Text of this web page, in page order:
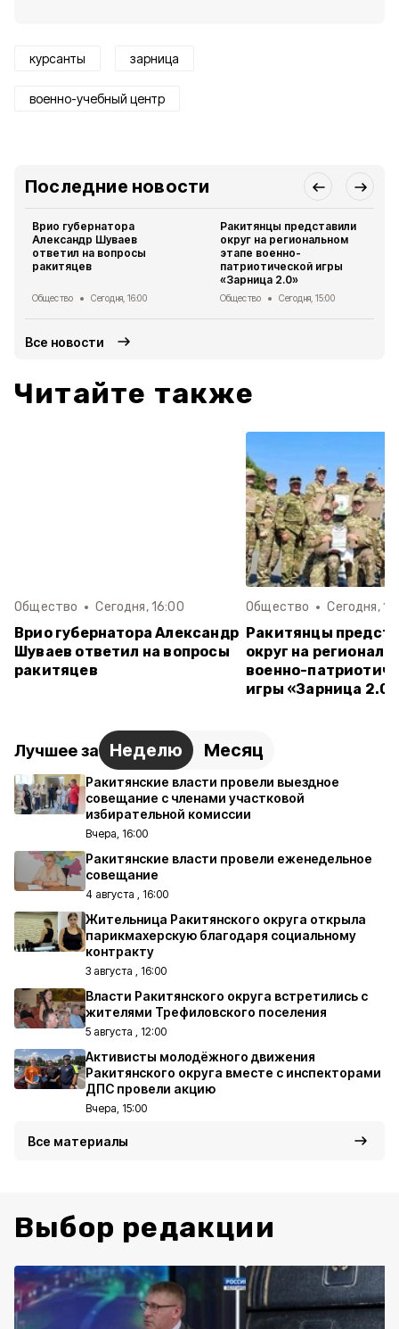
курсанты зарница
военно-учебный центр
Последние новости
Врио губернатора
Александр Шуваев
ответил на вопросы
ракитяцев
Общество Сегодня, 16:00
Ракитянцы представили
округ на региональном
этапе военно-
патриотической игры
«Зарница 2.0»
Общество Сегодня, 15:00
Все новости
Читайте также
Общество Сегодня, 16:00
Врио губернатора Александр
Шуваев ответил на вопросы
ракитяцев
Общество Сегодня,
Ракитянцы
округ на
военно-
игры «Зарница 2.0»
Лучшее за Неделю Месяц
Ракитянские власти провели выездное
совещание с членами участковой
избирательной комиссии
Вчера, 16:00
Ракитянские власти провели еженедельное
совещание
4 августа , 16:00
Жительница Ракитянского округа открыла
парикмахерскую благодаря социальному
контракту
3 августа , 16:00
Власти Ракитянского округа встретились с
жителями Трефиловского поселения
5 августа , 12:00
Активисты молодёжного движения
Ракитянского округа вместе с инспекторами
ДПС провели акцию
Вчера, 15:00
Все материалы
Выбор редакции